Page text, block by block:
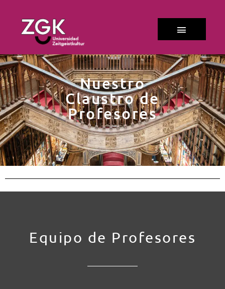
Nuestro
Claustro de
Profesores
Equipo de Profesores